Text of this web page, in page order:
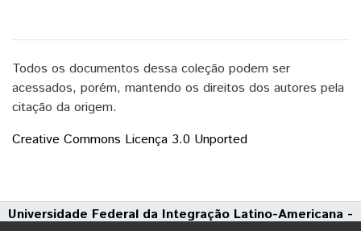
UNILA.
Todos os documentos dessa coleção podem ser
acessados, porém, mantendo os direitos dos autores pela
citação da origem.
Creative Commons Licença 3.0 Unported
Universidade Federal da Integração Latino-Americana -